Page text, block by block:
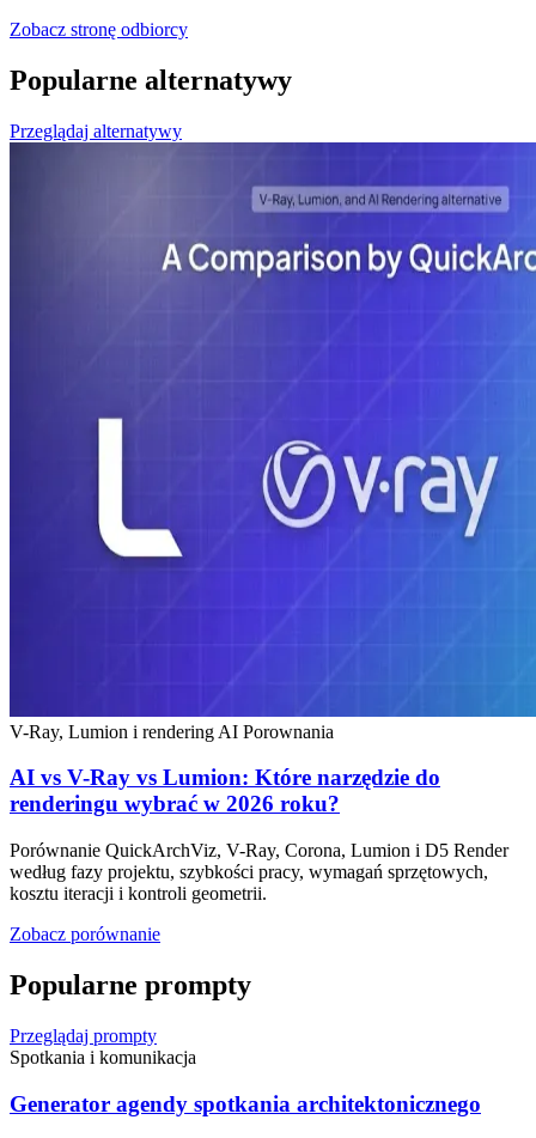
Zobacz stronę odbiorcy
Popularne alternatywy
Przeglądaj alternatywy
V-Ray, Lumion i rendering AI Porownania
AI vs V-Ray vs Lumion: Które narzędzie do
renderingu wybrać w 2026 roku?
Porównanie QuickArchViz, V-Ray, Corona, Lumion i D5 Render
według fazy projektu, szybkości pracy, wymagań sprzętowych,
kosztu iteracji i kontroli geometrii.
Zobacz porównanie
Popularne prompty
Przeglądaj prompty
Spotkania i komunikacja
Generator agendy spotkania architektonicznego